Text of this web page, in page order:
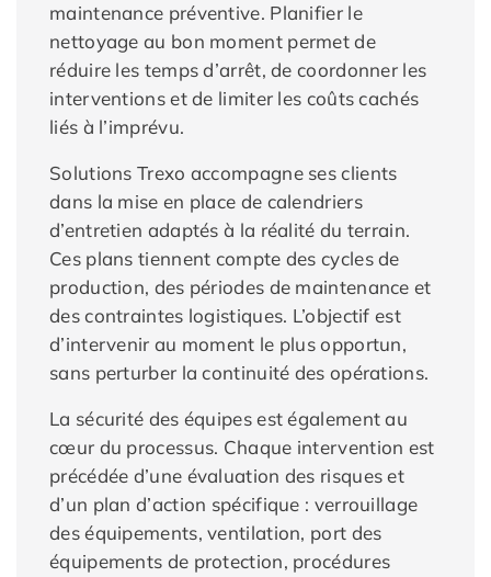
maintenance préventive. Planifier le
nettoyage au bon moment permet de
réduire les temps d’arrêt, de coordonner les
interventions et de limiter les coûts cachés
liés à l’imprévu.
Solutions Trexo accompagne ses clients
dans la mise en place de calendriers
d’entretien adaptés à la réalité du terrain.
Ces plans tiennent compte des cycles de
production, des périodes de maintenance et
des contraintes logistiques. L’objectif est
d’intervenir au moment le plus opportun,
sans perturber la continuité des opérations.
La sécurité des équipes est également au
cœur du processus. Chaque intervention est
précédée d’une évaluation des risques et
d’un plan d’action spécifique : verrouillage
des équipements, ventilation, port des
équipements de protection, procédures